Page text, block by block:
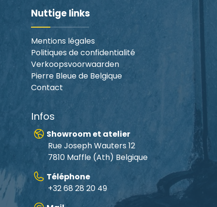
Nuttige links
Mentions légales
Politiques de confidentialité
Verkoopsvoorwaarden
Pierre Bleue de Belgique
Contact
Infos
Showroom et atelier
Rue Joseph Wauters 12
7810 Maffle (Ath) Belgique
Téléphone
+32 68 28 20 49